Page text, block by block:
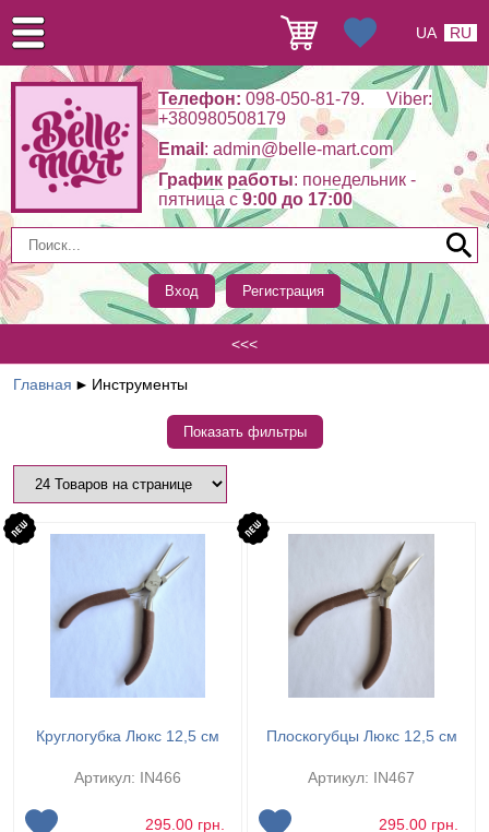
Телефон: 098-050-81-79. Viber:
+380980508179
Email : admin@belle-mart.com
График работы: понедельник -
пятница c 9:00 до 17:00
Вход Регистрация
UA RU
<<<
Главная ► Инструменты
Показать фильтры
Круглогубка Люкс 12,5 см
Артикул: IN466
295.00 грн.
Плоскогубцы Люкс 12,5 см
Артикул: IN467
295.00 грн.